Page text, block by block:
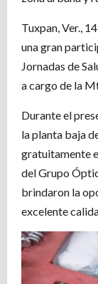
Tuxpan, Ver.,
una gran
Jornadas de
a cargo de la
Durante el
la planta baja
gratuitamente
del Grupo
brindaron la
excelente